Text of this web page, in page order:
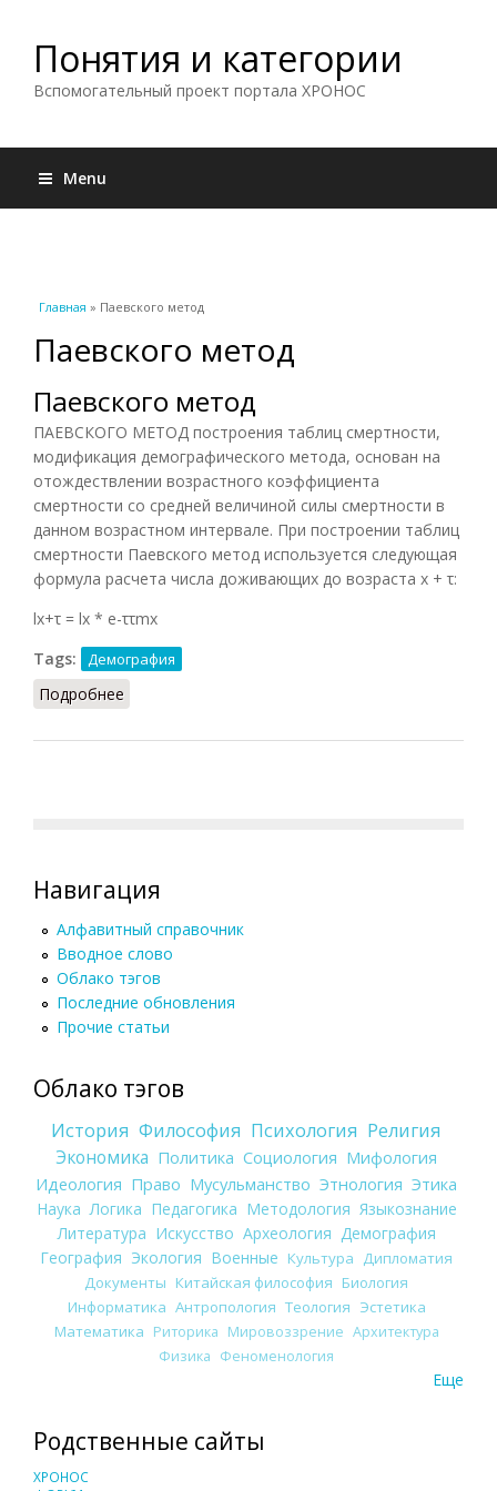
Понятия и категории
Вспомогательный проект портала ХРОНОС
Menu
Вы здесь
Главная » Паевского метод
Паевского метод
Паевского метод
ПАЕВСКОГО МЕТОД построения таблиц смертности,
модификация демографического метода, основан на
отождествлении возрастного коэффициента
смертности со средней величиной силы смертности в
данном возрастном интервале. При построении таблиц
смертности Паевского метод используется следующая
формула расчета числа доживающих до возраста х + τ:
lx+τ = lx * e-ττmx
Tags:
Демография
Подробнее
Навигация
Алфавитный справочник
Вводное слово
Облако тэгов
Последние обновления
Прочие статьи
Облако тэгов
История Философия Психология Религия
Экономика Политика Социология Мифология
Идеология Право Мусульманство Этнология Этика
Наука Логика Педагогика Методология Языкознание
Литература Искусство Археология Демография
География Экология Военные Культура
Дипломатия
Документы Китайская философия Биология
Информатика Антропология Теология Эстетика
Математика Риторика Мировоззрение Архитектура
Физика Феноменология
Еще
Родственные сайты
ХРОНОС